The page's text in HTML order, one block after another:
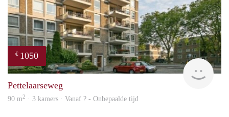
€ 1050
rent
Pettelaarseweg
90 m2 · 3 kamers · Vanaf ? - Onbepaalde tijd